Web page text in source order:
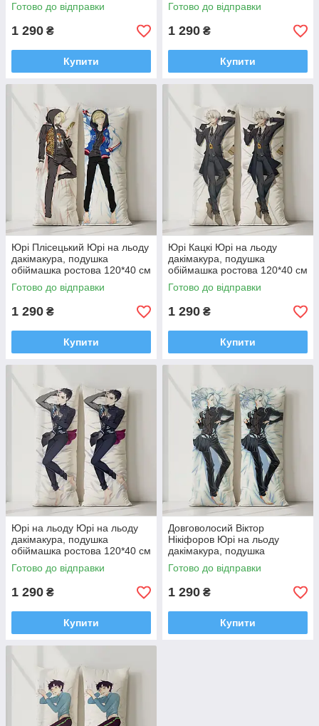
Готово до відправки
1 290 ₴
Купити
Готово до відправки
1 290 ₴
Купити
Юрі Плісецький Юрі на льоду
дакімакура, подушка
обіймашка ростова 120*40 см
Готово до відправки
1 290 ₴
Купити
Юрі Кацкі Юрі на льоду
дакімакура, подушка
обіймашка ростова 120*40 см
Готово до відправки
1 290 ₴
Купити
Юрі на льоду Юрі на льоду
дакімакура, подушка
обіймашка ростова 120*40 см
Готово до відправки
1 290 ₴
Купити
Довговолосий Віктор
Нікіфоров Юрі на льоду
дакімакура, подушка
обіймашка ростова 120*40 см
Готово до відправки
1 290 ₴
Купити